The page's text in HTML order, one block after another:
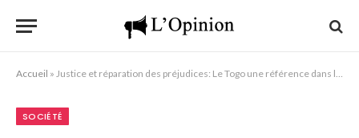
Accueil » Justice et réparation des préjudices: Le Togo une référence dans la sous-région
SOCIÉTÉ